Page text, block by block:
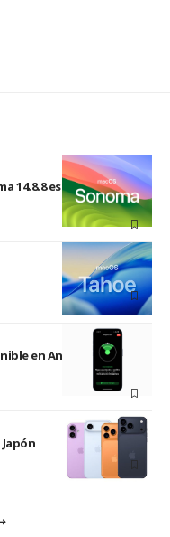
14.8.8 están
en Andorra e